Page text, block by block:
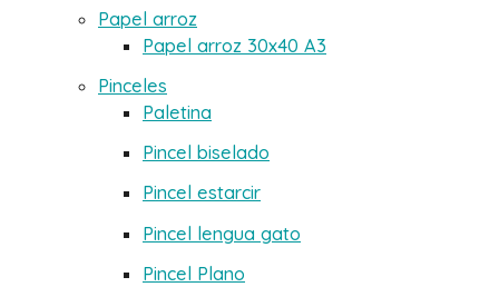
Papel arroz
Papel arroz 30x40 A3
Pinceles
Paletina
Pincel biselado
Pincel estarcir
Pincel lengua gato
Pincel Plano